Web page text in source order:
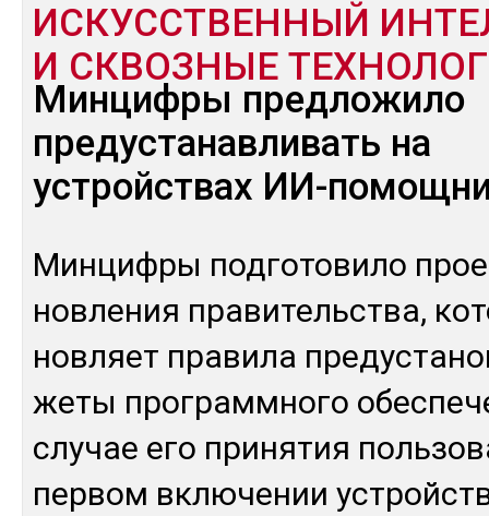
ИСКУССТВЕННЫЙ
И СКВОЗНЫЕ
Минцифры предложило
предустанавливать на
устройствах ИИ-
Мин­циф­ры под­го­тови­ло
нов­ле­ния пра­витель­ства,
нов­ляет пра­вила
же­ты прог­рам­мно­го
слу­чае его при­нятия
пер­вом вклю­чении